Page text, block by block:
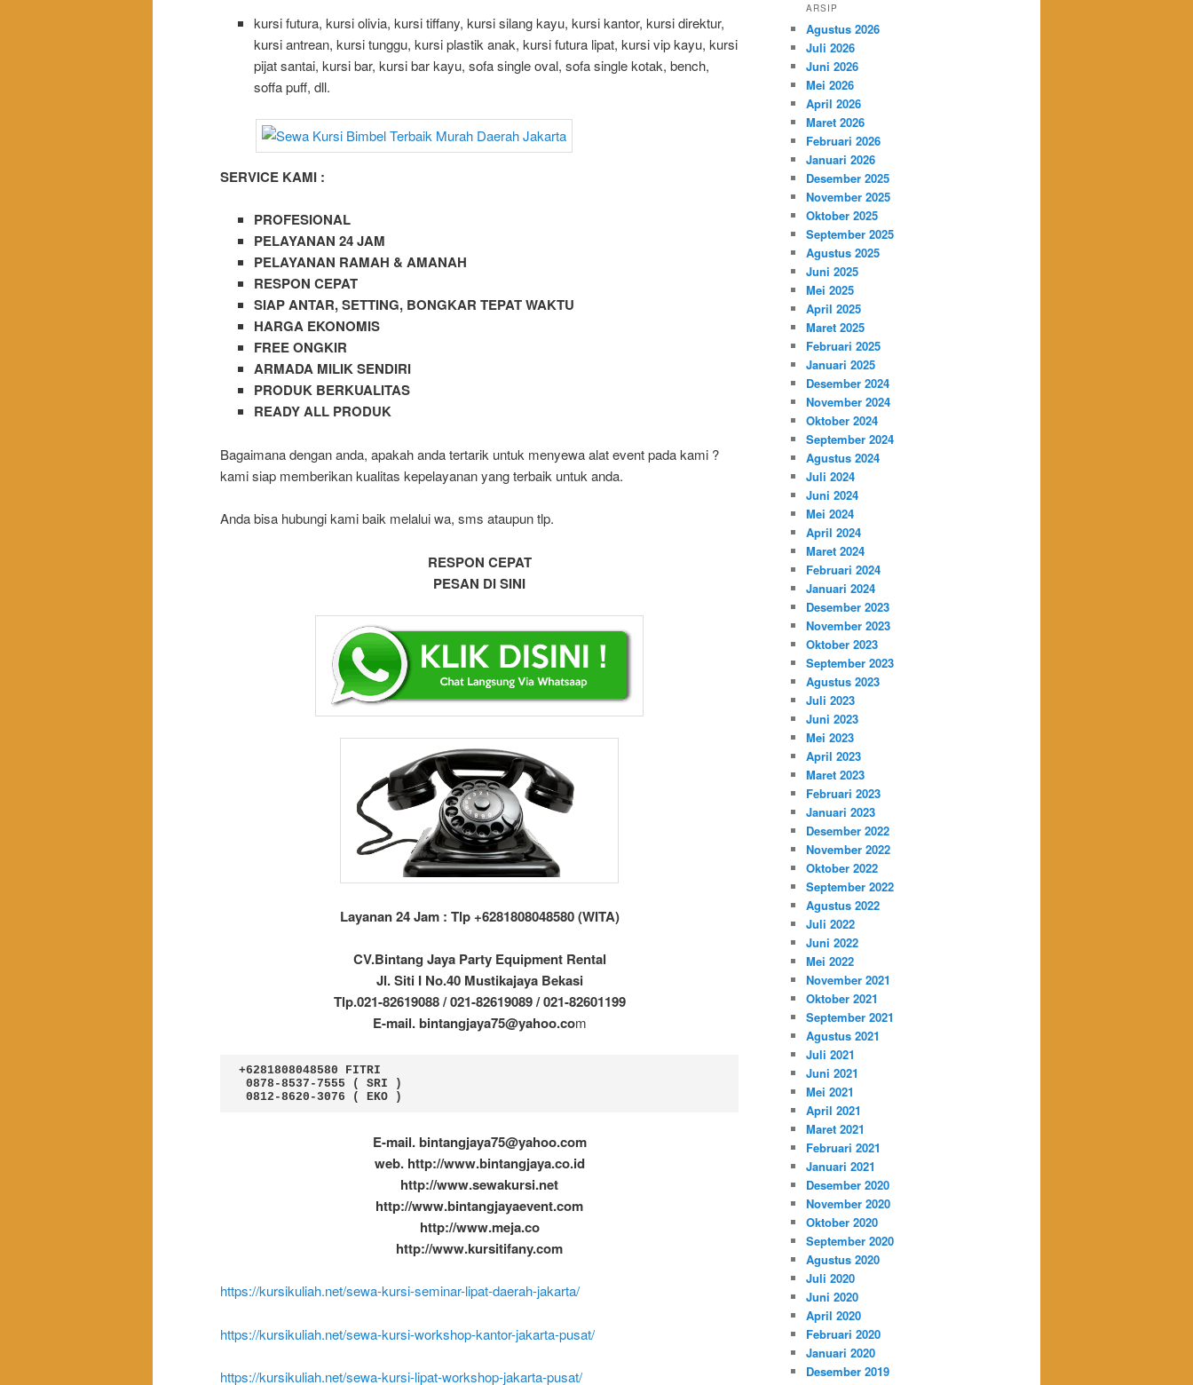
kursi futura, kursi olivia, kursi tiffany, kursi silang kayu, kursi kantor, kursi direktur,
kursi antrean, kursi tunggu, kursi plastik anak, kursi futura lipat, kursi vip kayu, kursi
pijat santai, kursi bar, kursi bar kayu, sofa single oval, sofa single kotak, bench,
soffa puff, dll.
SERVICE KAMI :
PROFESIONAL
PELAYANAN 24 JAM
PELAYANAN RAMAH & AMANAH
RESPON CEPAT
SIAP ANTAR, SETTING, BONGKAR TEPAT WAKTU
HARGA EKONOMIS
FREE ONGKIR
ARMADA MILIK SENDIRI
PRODUK BERKUALITAS
READY ALL PRODUK
Bagaimana dengan anda, apakah anda tertarik untuk menyewa alat event pada kami ?
kami siap memberikan kualitas kepelayanan yang terbaik untuk anda.
Anda bisa hubungi kami baik melalui wa, sms ataupun tlp.
RESPON CEPAT
PESAN DI SINI
Layanan 24 Jam : Tlp +6281808048580 (WITA)
CV.Bintang Jaya Party Equipment Rental
Jl. Siti I No.40 Mustikajaya Bekasi
Tlp.021-82619088 / 021-82619089 / 021-82601199
E-mail. bintangjaya75@yahoo.com
+6281808048580 FITRI
0878-8537-7555 ( SRI )
0812-8620-3076 ( EKO )
E-mail. bintangjaya75@yahoo.com
web. http://www.bintangjaya.co.id
http://www.sewakursi.net
http://www.bintangjayaevent.com
http://www.meja.co
http://www.kursitifany.com
https://kursikuliah.net/sewa-kursi-seminar-lipat-daerah-jakarta/
https://kursikuliah.net/sewa-kursi-workshop-kantor-jakarta-pusat/
https://kursikuliah.net/sewa-kursi-lipat-workshop-jakarta-pusat/
ARSIP
Agustus 2026
Juli 2026
Juni 2026
Mei 2026
April 2026
Maret 2026
Februari 2026
Januari 2026
Desember 2025
November 2025
Oktober 2025
September 2025
Agustus 2025
Juni 2025
Mei 2025
April 2025
Maret 2025
Februari 2025
Januari 2025
Desember 2024
November 2024
Oktober 2024
September 2024
Agustus 2024
Juli 2024
Juni 2024
Mei 2024
April 2024
Maret 2024
Februari 2024
Januari 2024
Desember 2023
November 2023
Oktober 2023
September 2023
Agustus 2023
Juli 2023
Juni 2023
Mei 2023
April 2023
Maret 2023
Februari 2023
Januari 2023
Desember 2022
November 2022
Oktober 2022
September 2022
Agustus 2022
Juli 2022
Juni 2022
Mei 2022
November 2021
Oktober 2021
September 2021
Agustus 2021
Juli 2021
Juni 2021
Mei 2021
April 2021
Maret 2021
Februari 2021
Januari 2021
Desember 2020
November 2020
Oktober 2020
September 2020
Agustus 2020
Juli 2020
Juni 2020
April 2020
Februari 2020
Januari 2020
Desember 2019